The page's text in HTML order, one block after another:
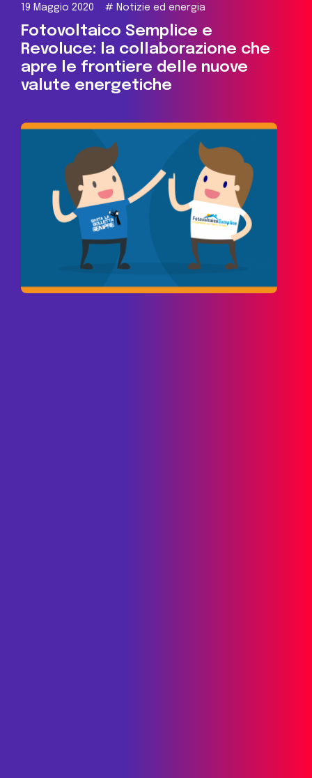
19 Maggio 2020 # Notizie ed energia
Fotovoltaico Semplice e
Revoluce: la collaborazione che
apre le frontiere delle nuove
valute energetiche